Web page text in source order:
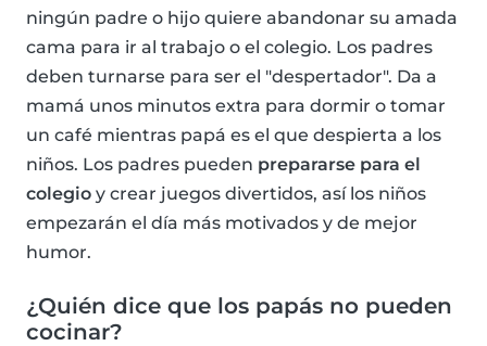
ningún padre o hijo quiere abandonar su amada
cama para ir al trabajo o el colegio. Los padres
deben turnarse para ser el "despertador". Da a
mamá unos minutos extra para dormir o tomar
un café mientras papá es el que despierta a los
niños. Los padres pueden prepararse para el
colegio y crear juegos divertidos, así los niños
empezarán el día más motivados y de mejor
humor.
¿Quién dice que los papás no pueden
cocinar?